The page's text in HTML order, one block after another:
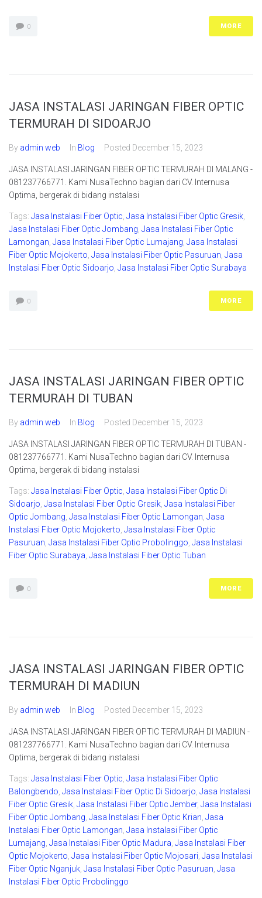
0 MORE
JASA INSTALASI JARINGAN FIBER OPTIC
TERMURAH DI SIDOARJO
By admin web In Blog Posted December 15, 2023
JASA INSTALASI JARINGAN FIBER OPTIC TERMURAH DI MALANG -
081237766771. Kami NusaTechno bagian dari CV. Internusa
Optima, bergerak di bidang instalasi
Tags: Jasa Instalasi Fiber Optic Jasa Instalasi Fiber Optic Gresik
Jasa Instalasi Fiber Optic Jombang Jasa Instalasi Fiber Optic
Lamongan Jasa Instalasi Fiber Optic Lumajang Jasa Instalasi
Fiber Optic Mojokerto Jasa Instalasi Fiber Optic Pasuruan Jasa
Instalasi Fiber Optic Sidoarjo Jasa Instalasi Fiber Optic Surabaya
0 MORE
JASA INSTALASI JARINGAN FIBER OPTIC
TERMURAH DI TUBAN
By admin web In Blog Posted December 15, 2023
JASA INSTALASI JARINGAN FIBER OPTIC TERMURAH DI TUBAN -
081237766771. Kami NusaTechno bagian dari CV. Internusa
Optima, bergerak di bidang instalasi
Tags: Jasa Instalasi Fiber Optic Jasa Instalasi Fiber Optic Di
Sidoarjo Jasa Instalasi Fiber Optic Gresik Jasa Instalasi Fiber
Optic Jombang Jasa Instalasi Fiber Optic Lamongan Jasa
Instalasi Fiber Optic Mojokerto Jasa Instalasi Fiber Optic
Pasuruan Jasa Instalasi Fiber Optic Probolinggo Jasa Instalasi
Fiber Optic Surabaya Jasa Instalasi Fiber Optic Tuban
0 MORE
JASA INSTALASI JARINGAN FIBER OPTIC
TERMURAH DI MADIUN
By admin web In Blog Posted December 15, 2023
JASA INSTALASI JARINGAN FIBER OPTIC TERMURAH DI MADIUN -
081237766771. Kami NusaTechno bagian dari CV. Internusa
Optima, bergerak di bidang instalasi
Tags: Jasa Instalasi Fiber Optic Jasa Instalasi Fiber Optic
Balongbendo Jasa Instalasi Fiber Optic Di Sidoarjo Jasa Instalasi
Fiber Optic Gresik Jasa Instalasi Fiber Optic Jember, Jasa Instalasi
Fiber Optic Jombang Jasa Instalasi Fiber Optic Krian Jasa
Instalasi Fiber Optic Lamongan Jasa Instalasi Fiber Optic
Lumajang Jasa Instalasi Fiber Optic Madura Jasa Instalasi Fiber
Optic Mojokerto Jasa Instalasi Fiber Optic Mojosari Jasa Instalasi
Fiber Optic Nganjuk Jasa Instalasi Fiber Optic Pasuruan Jasa
Instalasi Fiber Optic Probolinggo